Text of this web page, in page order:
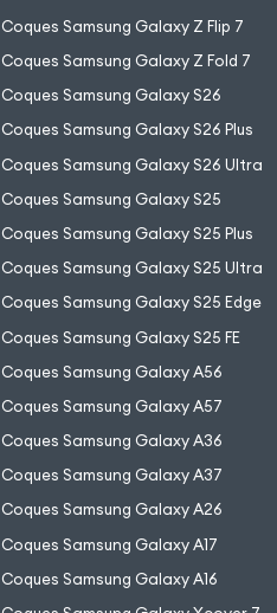
Coques Samsung Galaxy Z Flip 7
Coques Samsung Galaxy Z Fold 7
Coques Samsung Galaxy S26
Coques Samsung Galaxy S26 Plus
Coques Samsung Galaxy S26 Ultra
Coques Samsung Galaxy S25
Coques Samsung Galaxy S25 Plus
Coques Samsung Galaxy S25 Ultra
Coques Samsung Galaxy S25 Edge
Coques Samsung Galaxy S25 FE
Coques Samsung Galaxy A56
Coques Samsung Galaxy A57
Coques Samsung Galaxy A36
Coques Samsung Galaxy A37
Coques Samsung Galaxy A26
Coques Samsung Galaxy A17
Coques Samsung Galaxy A16